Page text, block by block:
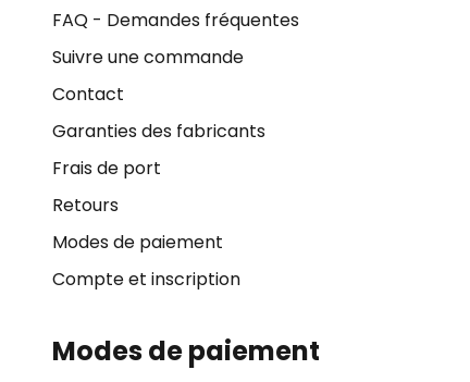
FAQ - Demandes fréquentes
Suivre une commande
Contact
Garanties des fabricants
Frais de port
Retours
Modes de paiement
Compte et inscription
Modes de paiement